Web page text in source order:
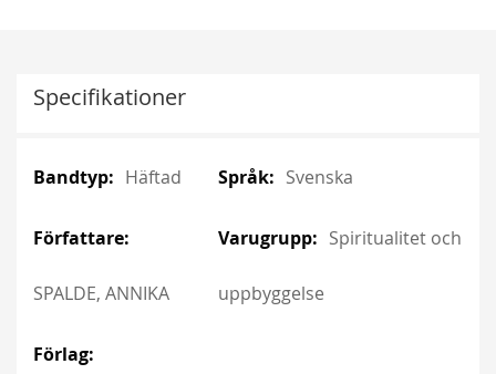
Specifikationer
InformationHäftad
SPALDE, ANNIKA
InformationSvenska
Spiritualitet och
uppbyggelse